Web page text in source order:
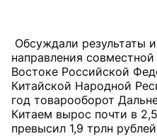
Обсуждали результаты
направления
Востоке Российской
Китайской Народной
год товарооборот
Китаем вырос почти в
превысил 1,9 трлн